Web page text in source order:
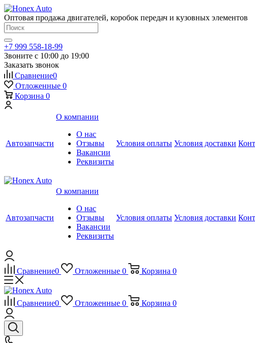
Оптовая продажа двигателей, коробок передач и кузовных элементов
+7 999 558-18-99
Звоните с 10:00 до 19:00
Заказать звонок
Сравнение0
Отложенные 0
Корзина 0
Автозапчасти
О компании
О нас
Отзывы
Вакансии
Реквизиты
Условия оплаты Условия доставки
Автозапчасти
О компании
О нас
Отзывы
Вакансии
Реквизиты
Условия оплаты Условия доставки
Сравнение0 Отложенные 0 Корзина 0
Сравнение0 Отложенные 0 Корзина 0